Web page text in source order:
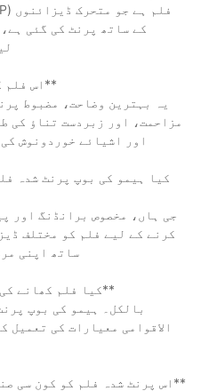
کے ساتھ پرنٹ کی گئی
**Q2: اس فلم کی اہم خصوصیات کیا ہیں؟**
مزاحمت، اور زبردست تناؤ کی
اور اشیائے خوردونوش
کرنے کے لیے فلم کو مختلف
ساتھ اپنی
**Q4: کیا فلم کھانے کی پیکنگ کے لیے محفوظ ہے؟**
الاقوامی معیارات کی تعمیل
**Q5: اس پرنٹ شدہ فلم کو کون سی صنعتیں استعمال کرتی ہیں؟**